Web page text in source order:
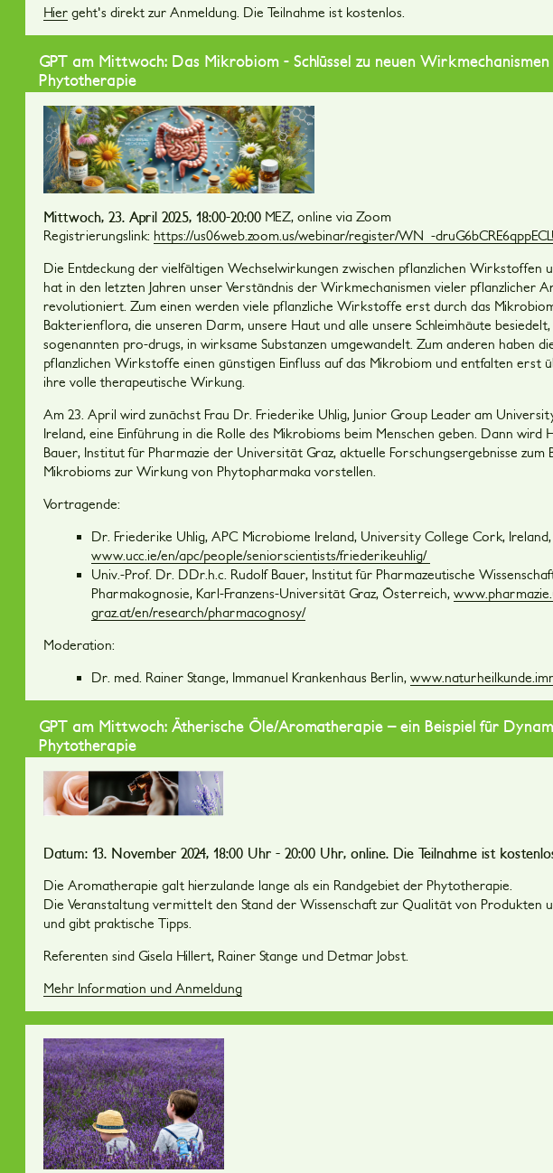
Hier geht's direkt zur Anmeldung. Die Teilnahme ist kostenlos.
GPT am Mittwoch: Das Mikrobiom - Schlüssel zu neuen
Phytotherapie
Mittwoch, 23. April 2025, 18:00-20:00 MEZ, online via Zoom
Registrierungslink: https://us06web.zoom.us/webinar/register/WN_-
Die Entdeckung der vielfältigen Wechselwirkungen zwischen pflanzlichen Wirkstoffen
hat in den letzten Jahren unser Verständnis der Wirkmechanismen vieler pflanzlicher
revolutioniert. Zum einen werden viele pflanzliche Wirkstoffe erst durch das
Bakterienflora, die unseren Darm, unsere Haut und alle unsere Schleimhäute
sogenannten pro-drugs, in wirksame Substanzen umgewandelt. Zum anderen haben
pflanzlichen Wirkstoffe einen günstigen Einfluss auf das Mikrobiom und entfalten erst
ihre volle therapeutische Wirkung.
Am 23. April wird zunächst Frau Dr. Friederike Uhlig, Junior Group Leader am
Ireland, eine Einführung in die Rolle des Mikrobioms beim Menschen geben. Dann wird
Bauer, Institut für Pharmazie der Universität Graz, aktuelle Forschungsergebnisse zum
Mikrobioms zur Wirkung von Phytopharmaka vorstellen.
Vortragende:
Dr. Friederike Uhlig, APC Microbiome Ireland, University College Cork, Ireland,
www.ucc.ie/en/apc/people/seniorscientists/friederikeuhlig/
Univ.-Prof. Dr. DDr.h.c. Rudolf Bauer, Institut für Pharmazeutische
Pharmakognosie, Karl-Franzens-Universität Graz, Österreich,
graz.at/en/research/pharmacognosy/
Moderation:
Dr. med. Rainer Stange, Immanuel Krankenhaus Berlin,
GPT am Mittwoch: Ätherische Öle/Aromatherapie – ein Beispiel für
Phytotherapie
Datum: 13. November 2024, 18:00 Uhr - 20:00 Uhr, online. Die Teilnahme ist
Die Aromatherapie galt hierzulande lange als ein Randgebiet der Phytotherapie.
Die Veranstaltung vermittelt den Stand der Wissenschaft zur Qualität von Produkten
und gibt praktische Tipps.
Referenten sind Gisela Hillert, Rainer Stange und Detmar Jobst.
Mehr Information und Anmeldung